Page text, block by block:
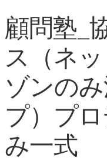
顧問塾_
ス（ネ
ゾンの
プ）プ
み一式